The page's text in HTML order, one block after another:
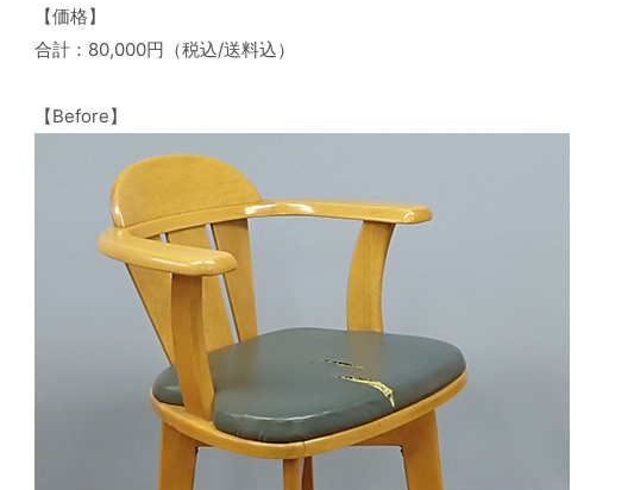
【価格】
合計：80,000円（税込/送料込）
【Before】